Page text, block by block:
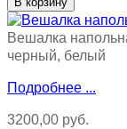
Вешалка
черный, белый
Подробнее ...
3200,00 руб.